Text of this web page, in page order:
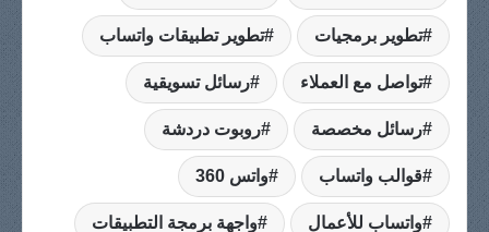
تطوير برمجيات تطوير تطبيقات واتساب
تواصل مع العملاء رسائل تسويقية
رسائل مخصصة روبوت دردشة
قوالب واتساب واتس 360
واتساب للأعمال واجهة برمجة التطبيقات